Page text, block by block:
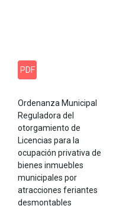
PDF
Ordenanza Municipal
Reguladora del
otorgamiento de
Licencias para la
ocupación privativa de
bienes inmuebles
municipales por
atracciones feriantes
desmontables